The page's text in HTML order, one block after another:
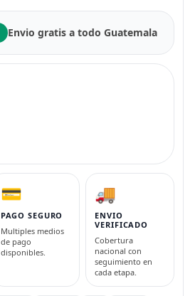
Envio gratis a todo Guatemala
💳
PAGO SEGURO
Multiples medios
de pago
disponibles.
🚚
ENVIO
VERIFICADO
Cobertura
nacional con
seguimiento en
cada etapa.